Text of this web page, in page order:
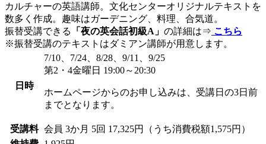
カルチャーの英語講師。文化センターオリジナルテキストを
数多く作成。趣味はガーデニング、料理、合気道。
振替受講できる
「夜の英会話初級A」 の詳細は⇒ こちら
※振替受講のテキストはダミアン講師が用意します。
日時
7/10、7/24、8/28、9/11、9/25
第2・4金曜日 19:00～20:30
ホームページからのお申し込みは、受講日の3日前
までとなります。
受講料 会員 3か月 5回 17,325円（うち消費税額1,575円）